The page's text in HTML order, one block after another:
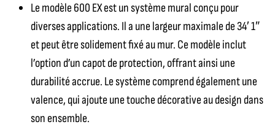
Le modèle 600 EX est un système mural conçu pour
diverses applications. Il a une largeur maximale de 34′ 1″
et peut être solidement fixé au mur. Ce modèle inclut
l’option d’un capot de protection, offrant ainsi une
durabilité accrue. Le système comprend également une
valence, qui ajoute une touche décorative au design dans
son ensemble.